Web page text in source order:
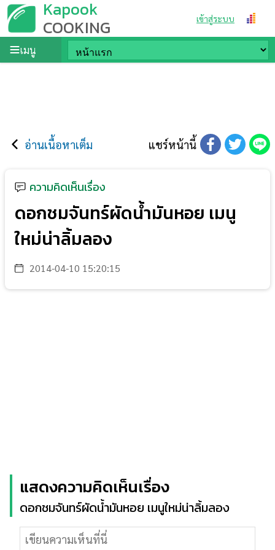
Kapook
COOKING เข้าสู่ระบบ
เมนู
อ่านเนื้อหาเต็ม แชร์หน้านี้
ความคิดเห็นเรื่อง
ดอกชมจันทร์ผัดน้ำมันหอย เมนู
ใหม่น่าลิ้มลอง
2014-04-10 15:20:15
แสดงความคิดเห็นเรื่อง
ดอกชมจันทร์ผัดน้ำมันหอย เมนูใหม่น่าลิ้มลอง